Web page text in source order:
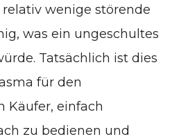
wenige störende
was ein ungeschultes
Tatsächlich ist dies
für den
Käufer, einfach
zu bedienen und